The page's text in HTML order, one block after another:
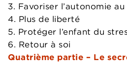
3. Favoriser l’autonomie
4. Plus de liberté
5. Protéger l’enfant du
6. Retour à soi
Quatrième partie – Le